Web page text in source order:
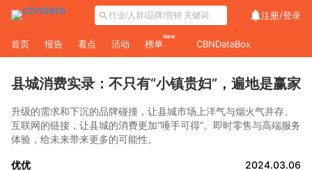
注册/登录
首页 报告 看点 活动 榜单
New
CBNDataBox
县城消费实录：不只有“小镇贵妇”，遍地是赢家
升级的需求和下沉的品牌碰撞，让县城市场上洋气与烟火气并存。
互联网的链接，让县城的消费更加“唾手可得”。即时零售与高端服务
体验，给未来带来更多的可能性。
优优
2024.03.06